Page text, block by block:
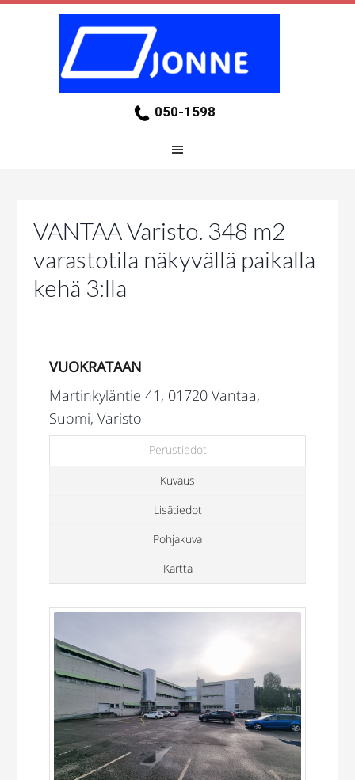
050-1598
VANTAA Varisto. 348 m2
varastotila näkyvällä paikalla
kehä 3:lla
VUOKRATAAN
Martinkyläntie 41, 01720 Vantaa,
Suomi, Varisto
Perustiedot
Kuvaus
Lisätiedot
Pohjakuva
Kartta